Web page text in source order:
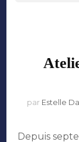
par Estelle
Depuis